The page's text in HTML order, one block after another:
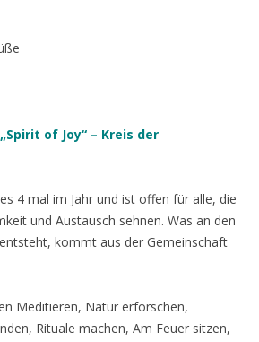
of Joy“ – Kreis der
4 mal im Jahr und ist offen für alle, die
und Austausch sehnen. Was an den
kommt aus der Gemeinschaft
Meditieren, Natur erforschen,
Rituale machen, Am Feuer sitzen,